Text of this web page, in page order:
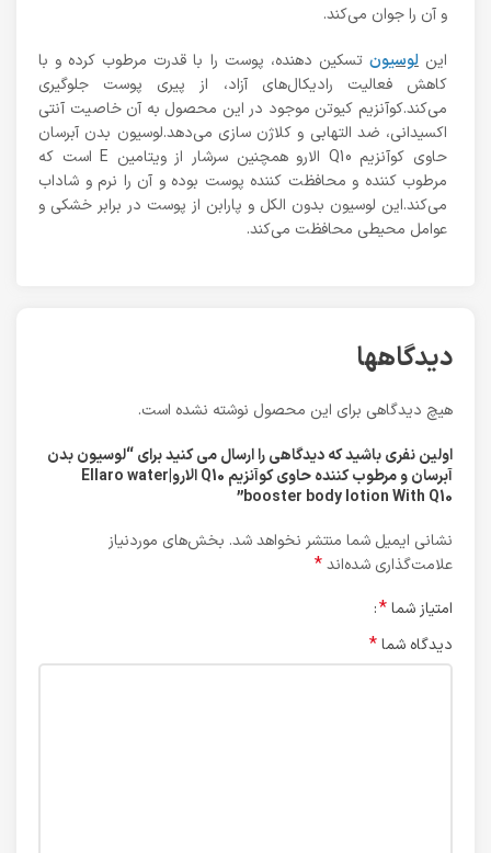
و آن را جوان می‌کند.
اینلوسیون تسکین دهنده، پوست را با قدرت مرطوب کرده و با
کاهش فعالیت رادیکال‌های آزاد، از پیری پوست جلوگیری
می‌کند.کوآنزیم کیوتن موجود در این محصول به آن خاصیت آنتی
اکسیدانی، ضد التهابی و کلاژن سازی می‌دهد.لوسیون بدن آبرسان
حاوی کوآنزیم Q10 الارو همچنین سرشار از ویتامین E است که
مرطوب کننده و محافظت کننده پوست بوده و آن را نرم و شاداب
می‌کند.این لوسیون بدون الکل و پارابن از پوست در برابر خشکی و
عوامل محیطی محافظت می‌کند.
دیدگاهها
هیچ دیدگاهی برای این محصول نوشته نشده است.
اولین نفری باشید که دیدگاهی را ارسال می کنید برای “لوسیون بدن
آبرسان و مرطوب کننده حاوی کوآنزیم Q10 الارو|Ellaro water
booster body lotion With Q10”
نشانی ایمیل شما منتشر نخواهد شد. بخش‌های موردنیاز
علامت‌گذاری شده‌اند*
امتیاز شما*
دیدگاه شما*